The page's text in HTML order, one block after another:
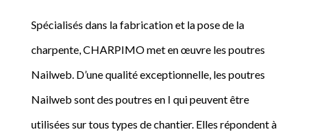
Spécialisés dans la fabrication et la pose de la
charpente, CHARPIMO met en œuvre les poutres
Nailweb. D’une qualité exceptionnelle, les poutres
Nailweb sont des poutres en I qui peuvent être
utilisées sur tous types de chantier. Elles répondent à